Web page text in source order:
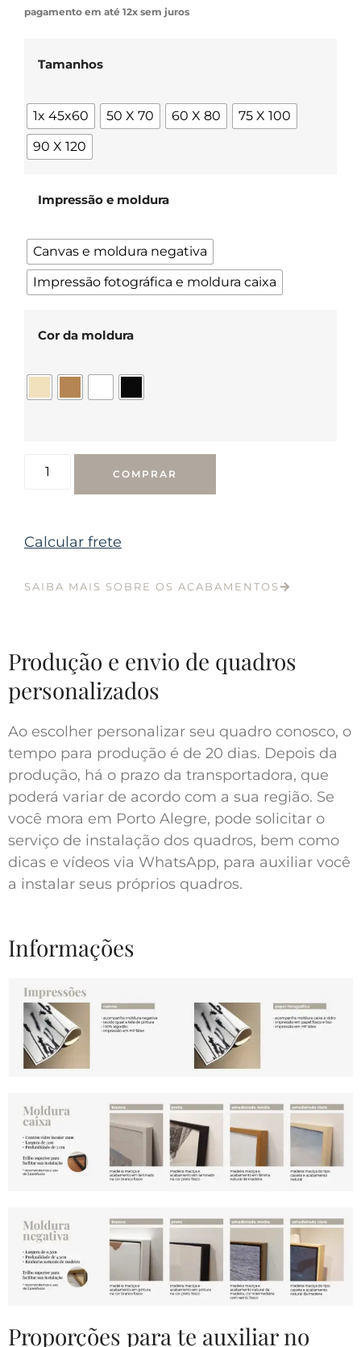
pagamento em até 12x sem juros
Tamanhos
1x 45x60 50 X 70 60 X 80
75 X 100
90 X 120
Impressão e moldura
Canvas e moldura negativa
Impressão fotográfica e moldura caixa
Cor da moldura
COMPRAR
Calcular frete
SAIBA MAIS SOBRE OS ACABAMENTOS
Produção e envio de quadros
personalizados
Ao escolher personalizar seu quadro conosco, o
tempo para produção é de 20 dias. Depois da
produção, há o prazo da transportadora, que
poderá variar de acordo com a sua região. Se
você mora em Porto Alegre, pode solicitar o
serviço de instalação dos quadros, bem como
dicas e vídeos via WhatsApp, para auxiliar você
a instalar seus próprios quadros.
Informações
Proporções para te auxiliar no